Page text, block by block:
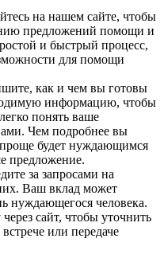
на нашем сайте, чтобы
предложений помощи и
и быстрый процесс,
для помощи
как и чем вы готовы
информацию, чтобы
понять ваше
Чем подробнее вы
будет нуждающимся
предложение.
за запросами на
Ваш вклад может
нуждающегося человека.
сайт, чтобы уточнить
или передаче